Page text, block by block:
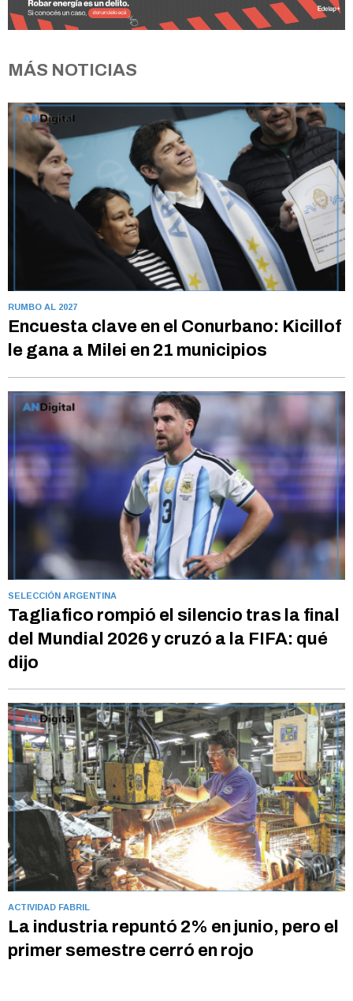
MÁS NOTICIAS
RUMBO AL 2027
Encuesta clave en el Conurbano: Kicillof
le gana a Milei en 21 municipios
SELECCIÓN ARGENTINA
Tagliafico rompió el silencio tras la final
del Mundial 2026 y cruzó a la FIFA: qué
dijo
ACTIVIDAD FABRIL
La industria repuntó 2% en junio, pero el
primer semestre cerró en rojo